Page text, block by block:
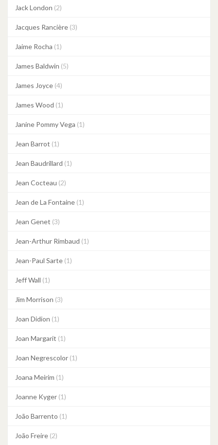
Jack London (2)
Jacques Rancière (3)
Jaime Rocha (1)
James Baldwin (5)
James Joyce (4)
James Wood (1)
Janine Pommy Vega (1)
Jean Barrot (1)
Jean Baudrillard (1)
Jean Cocteau (2)
Jean de La Fontaine (1)
Jean Genet (3)
Jean-Arthur Rimbaud (1)
Jean-Paul Sarte (1)
Jeff Wall (1)
Jim Morrison (3)
Joan Didion (1)
Joan Margarit (1)
Joan Negrescolor (1)
Joana Meirim (1)
Joanne Kyger (1)
João Barrento (1)
João Freire (2)